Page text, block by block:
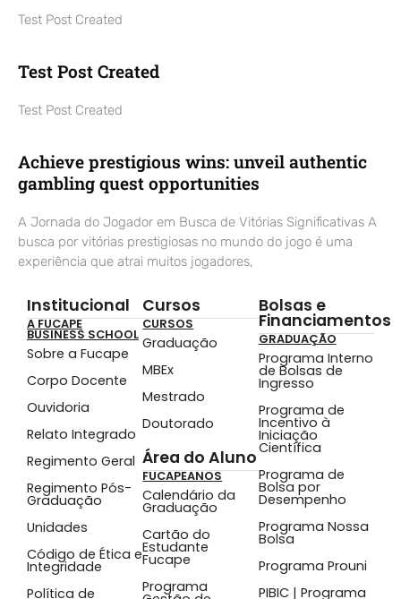
Test Post Created
Test Post Created
Test Post Created
Achieve prestigious wins: unveil authentic
gambling quest opportunities
A Jornada do Jogador em Busca de Vitórias Significativas A
busca por vitórias prestigiosas no mundo do jogo é uma
experiência que atrai muitos jogadores,
Institucional
A FUCAPE
BUSINESS SCHOOL
Sobre a Fucape
Corpo Docente
Ouvidoria
Relato Integrado
Regimento Geral
Regimento Pós-
Graduação
Unidades
Código de Ética e
Integridade
Política de
Cursos
CURSOS
Graduação
MBEx
Mestrado
Doutorado
Área do Aluno
FUCAPEANOS
Calendário da
Graduação
Cartão do
Estudante
Fucape
Programa
Bolsas e
Financiamentos
GRADUAÇÃO
Programa Interno
de Bolsas de
Ingresso
Programa de
Incentivo à
Iniciação
Científica
Programa de
Bolsa por
Desempenho
Programa Nossa
Bolsa
Programa Prouni
PIBIC | Programa